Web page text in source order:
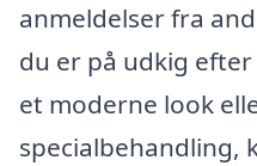
anmeldelser fra
du er på udkig
et moderne look
specialbehandling,